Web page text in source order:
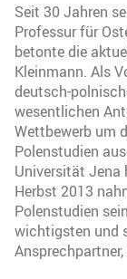
Seit 30 Jahren
Professur für
betonte die
Kleinmann. Als
deutsch-
wesentlichen
Wettbewerb um
Polenstudien
Universität Jena
Herbst 2013
Polenstudien
wichtigsten und